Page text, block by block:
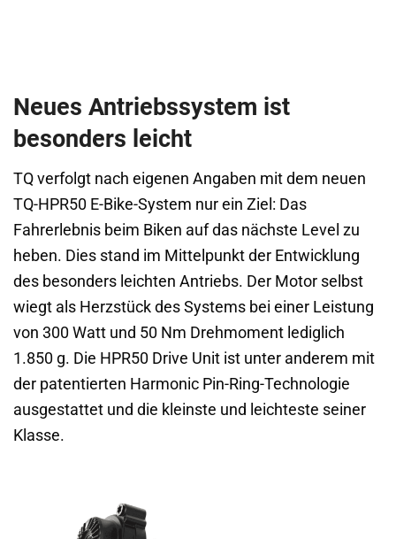
Neues Antriebssystem ist
besonders leicht
TQ verfolgt nach eigenen Angaben mit dem neuen
TQ-HPR50 E-Bike-System nur ein Ziel: Das
Fahrerlebnis beim Biken auf das nächste Level zu
heben. Dies stand im Mittelpunkt der Entwicklung
des besonders leichten Antriebs. Der Motor selbst
wiegt als Herzstück des Systems bei einer Leistung
von 300 Watt und 50 Nm Drehmoment lediglich
1.850 g. Die HPR50 Drive Unit ist unter anderem mit
der patentierten Harmonic Pin-Ring-Technologie
ausgestattet und die kleinste und leichteste seiner
Klasse.